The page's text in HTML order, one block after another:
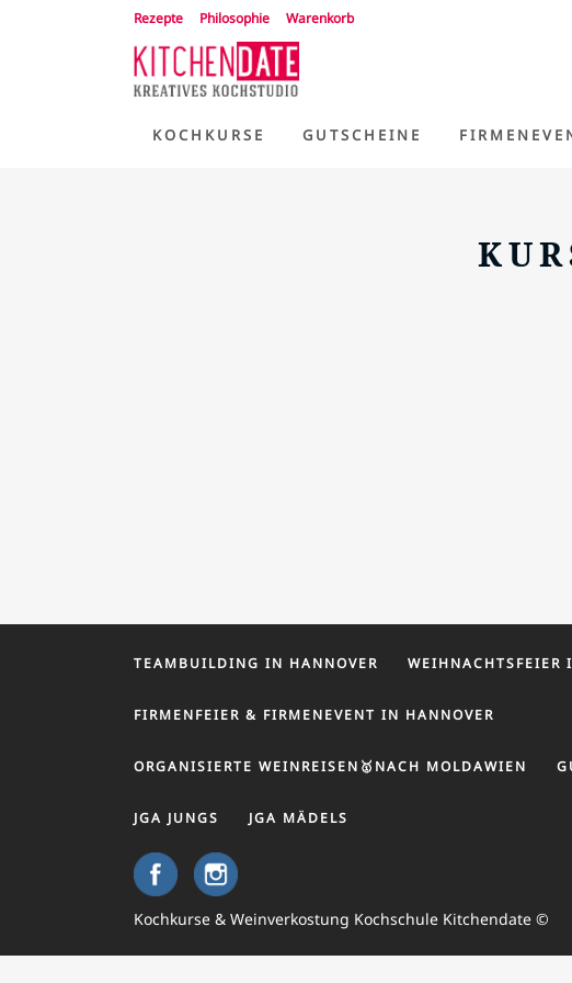
Rezepte Philosophie Warenkorb
KOCHKURSE GUTSCHEINE
TEAMBUILDING IN HANNOVER WEIHNACHTSFEIER
FIRMENFEIER & FIRMENEVENT IN HANNOVER
ORGANISIERTE WEINREISEN🥇NACH MOLDAWIEN
JGA JUNGS JGA MÄDELS
Kochkurse & Weinverkostung Kochschule Kitchendate ©